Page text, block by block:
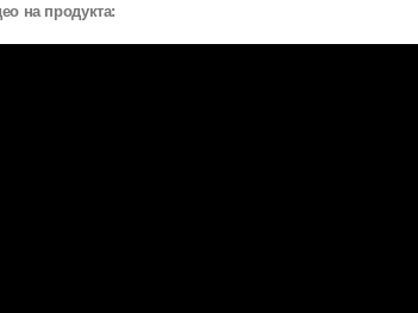
на продукта: